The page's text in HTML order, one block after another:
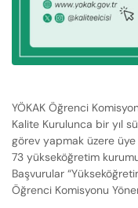
YÖKAK Öğrenci
Kalite Kurulunca bir yıl
görev yapmak üzere
73 yükseköğretim
Başvurular
Öğrenci Komisyonu